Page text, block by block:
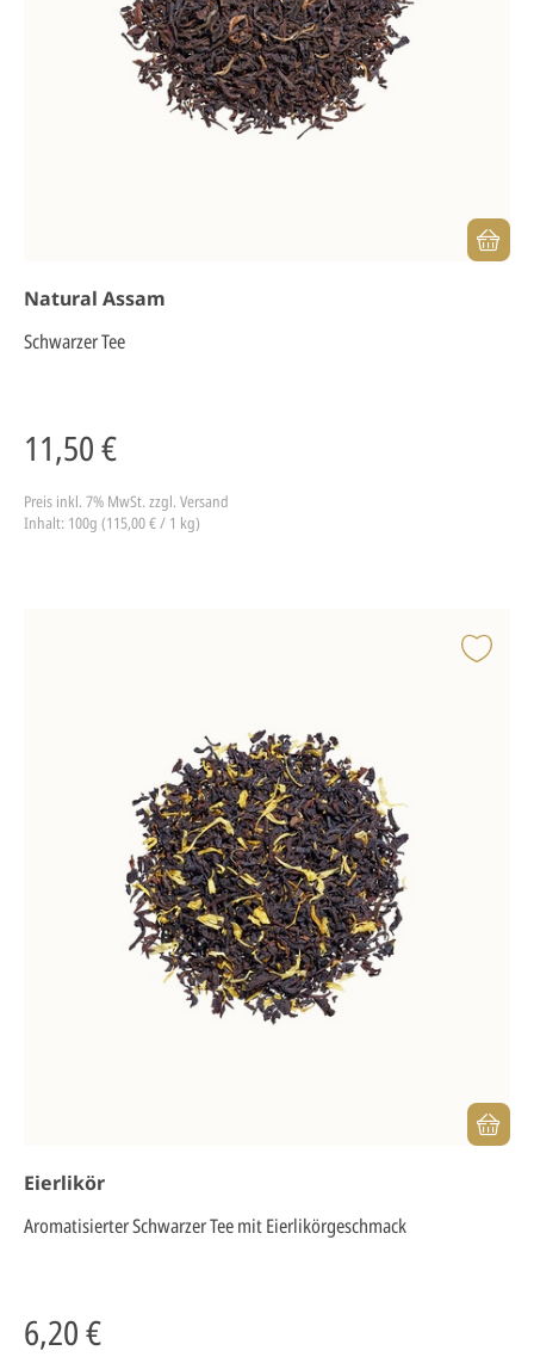
Natural Assam
Schwarzer Tee
11,50 €
Preis inkl. 7% MwSt. zzgl. Versand
Inhalt: 100g (115,00 € / 1 kg)
Eierlikör
Aromatisierter Schwarzer Tee mit Eierlikörgeschmack
6,20 €